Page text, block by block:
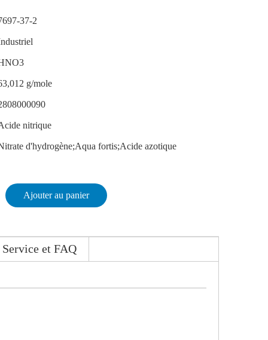
37-2
g/mole
nitrique
d'hydrogène;Aqua fortis;Acide azotique
Ajouter au panier
Service et FAQ